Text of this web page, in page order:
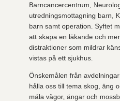
Barncancercentrum,
utredningsmottagning barn,
barn samt operation. Syftet
att skapa en läkande och
distraktioner som mildrar
vistas på ett sjukhus.
Önskemålen från
hålla oss till tema skog, äng
måla vågor, ängar och